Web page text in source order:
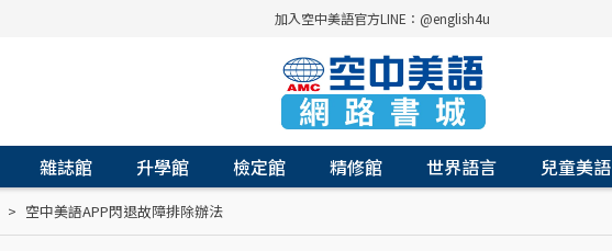
加入空中美語官方LINE：@english4u
雜誌館 升學館 檢定館 精修館 世界語言 兒童美語
空中美語APP閃退故障排除辦法